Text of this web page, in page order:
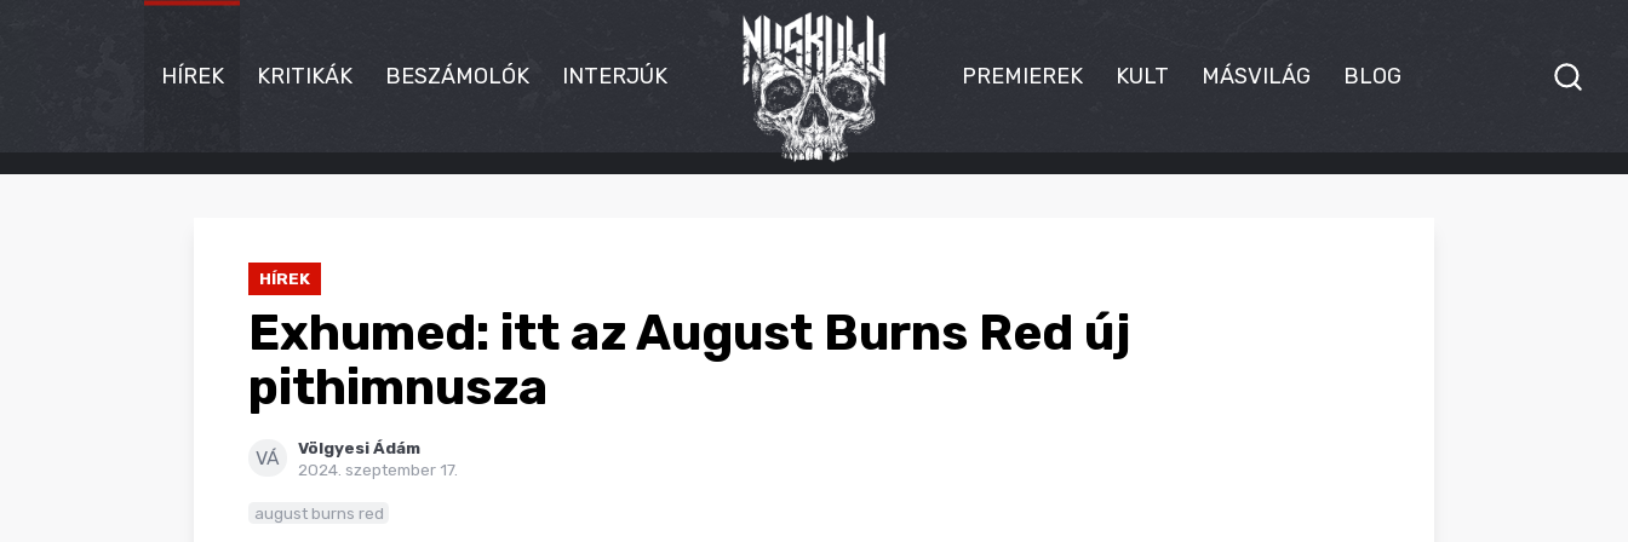
HÍREK KRITIKÁK BESZÁMOLÓK INTERJÚK PREMIEREK KULT MÁSVILÁG BLOG
HÍREK
HÍREK
Exhumed: itt az August Burns Red új
pithimnusza
VÁ
Völgyesi Ádám
2024. szeptember 17.
august burns red